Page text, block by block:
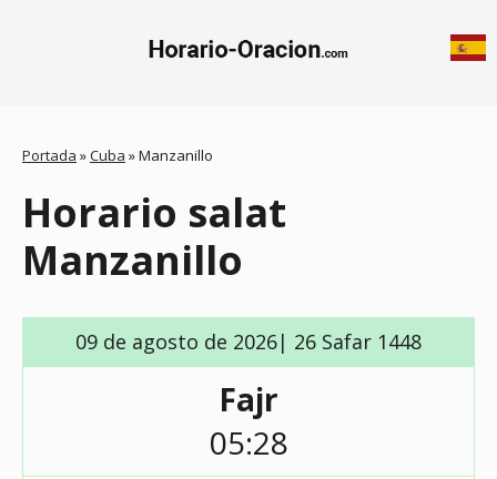
Portada »Cuba »Manzanillo
Horario salat
Manzanillo
09 de agosto de 2026| 26 Safar 1448
Fajr
05:28